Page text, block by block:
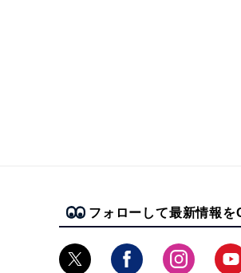
フォローして最新情報を